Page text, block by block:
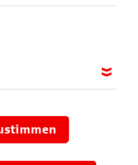
diesem Grund nutzen wir
die Seitenaufrufe zu